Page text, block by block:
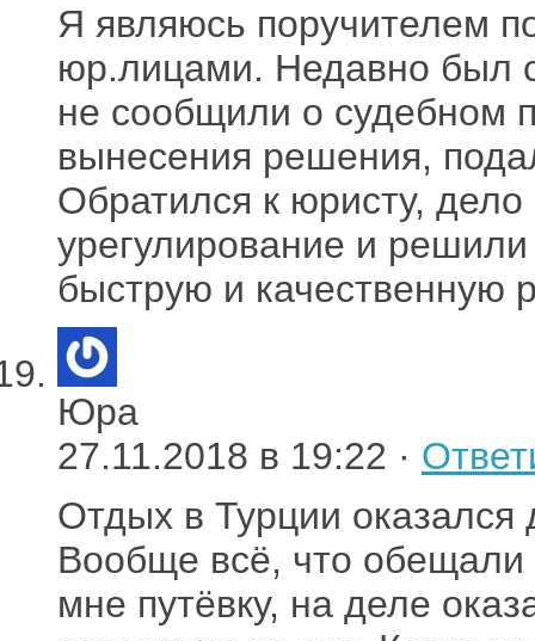
Я являюсь поручителем
юр.лицами. Недавно был
не сообщили о судебном
вынесения решения,
Обратился к юристу,
урегулирование и
быструю и качественную
Юра
27.11.2018 в 19:22 ·
Отдых в Турции
Вообще всё, что обещали
мне путёвку, на деле